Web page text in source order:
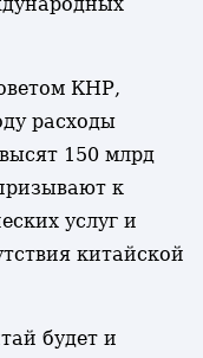
КНР,
расходы
150 млрд
к
услуг и
китайской
будет и